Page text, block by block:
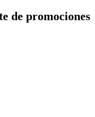
de promociones